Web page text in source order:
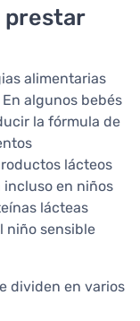
prestar
alimentarias
algunos bebés
la fórmula de
lácteos
incluso en niños
lácteas
niño sensible
dividen en varios